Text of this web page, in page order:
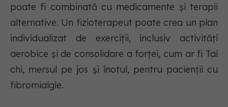
poate fi combinată cu medicamente și terapii
alternative. Un fizioterapeut poate crea un plan
individualizat de exerciții, inclusiv activități
aerobice și de consolidare a forței, cum ar fi Tai
chi, mersul pe jos și înotul, pentru pacienții cu
fibromialgie.